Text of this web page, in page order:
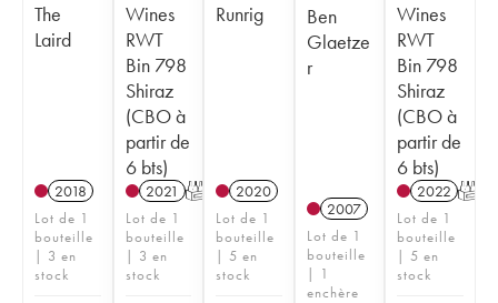
The
Laird
2018
Lot de 1
bouteille
| 3 en
stock
Wines
RWT
Bin 798
Shiraz
(CBO à
partir de
6 bts)
2021 T
Lot de 1
bouteille
| 3 en
stock
Runrig
2020
Lot de 1
bouteille
| 5 en
stock
Ben
Glaetze
r
2007
Lot de 1
bouteille
| 1
enchère
Wines
RWT
Bin 798
Shiraz
(CBO à
partir de
6 bts)
2022 T
Lot de 1
bouteille
| 5 en
stock